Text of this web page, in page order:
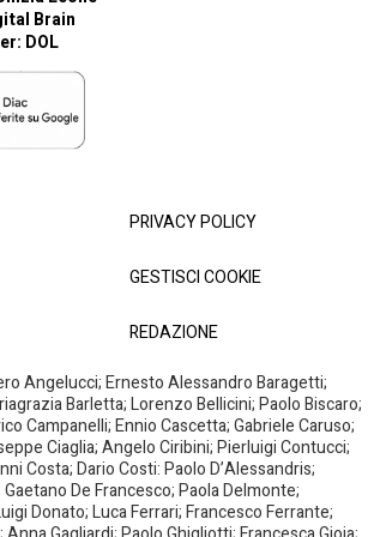
Brain
DOL
PRIVACY POLICY
GESTISCI COOKIE
REDAZIONE
Angelucci; Ernesto Alessandro Baragetti;
Barletta; Lorenzo Bellicini; Paolo Biscaro;
Campanelli; Ennio Cascetta; Gabriele Caruso;
Ciaglia; Angelo Ciribini; Pierluigi Contucci;
Costa; Dario Costi: Paolo D’Alessandris;
De Francesco; Paola Delmonte;
Donato; Luca Ferrari; Francesco Ferrante;